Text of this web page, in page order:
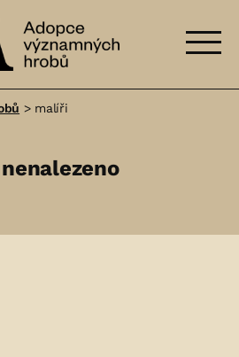
významných
> malíři